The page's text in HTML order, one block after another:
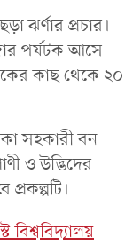
ঝর্ণার প্রচার।
পর্যটক আসে
কাছ থেকে ২০
সহকারী বন
ও উদ্ভিদের
বিশ্ববিদ্যালয়